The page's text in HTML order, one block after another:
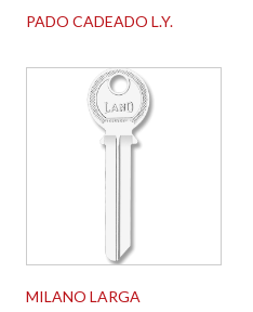
PADO CADEADO L.Y.
MILANO LARGA